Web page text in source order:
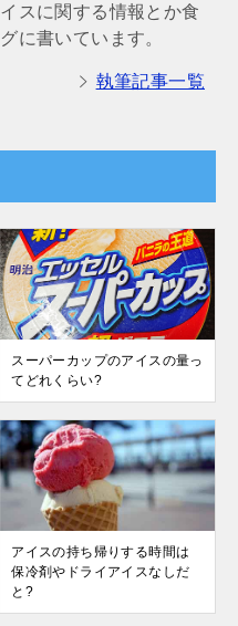
スに関する情報とか食
に書いています。
執筆記事一覧
スーパーカップのアイスの量っ
てどれくらい?
アイスの持ち帰りする時間は
保冷剤やドライアイスなしだ
と?